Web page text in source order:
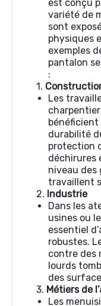
est conçu
variété de
sont
physiques
exemples
pantalon
:
1.
Les
bénéficient
durabilité
protection
déchirures
niveau des
travaillent
2. Industrie
Dans les
usines ou
essentiel
robustes.
contre des
lourds
des
3. Métiers de
Les